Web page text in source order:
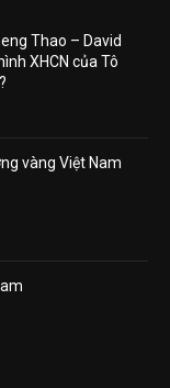
Thao – David
XHCN của Tô
vàng Việt Nam